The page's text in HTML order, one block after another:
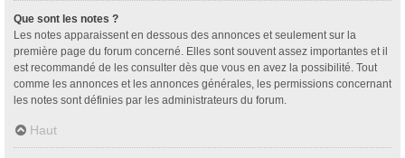
Que sont les notes ?
Les notes apparaissent en dessous des annonces et seulement sur la
première page du forum concerné. Elles sont souvent assez importantes et il
est recommandé de les consulter dès que vous en avez la possibilité. Tout
comme les annonces et les annonces générales, les permissions concernant
les notes sont définies par les administrateurs du forum.
Haut